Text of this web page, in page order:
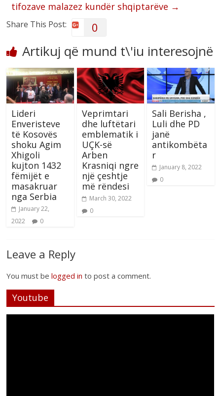
tifozave malazez kundër shqiptarëve →
Share This Post: 0
Artikuj që mund t\'iu interesojnë
Lideri
Enveristeve
të Kosovës
shoku Agim
Xhigoli
kujton 1432
fëmijët e
masakruar
nga Serbia
January 22,
2022
0
Veprimtari
dhe luftëtari
emblematik i
UÇK-së
Arben
Krasniqi ngre
një çeshtje
më rëndesi
March 30, 2022
0
Sali Berisha ,
Luli dhe PD
janë
antikombëta
r
January 8, 2022
0
Leave a Reply
You must belogged in to post a comment.
Youtube